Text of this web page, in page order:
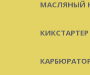
МАСЛЯНЫЙ
КИКСТАРТЕР